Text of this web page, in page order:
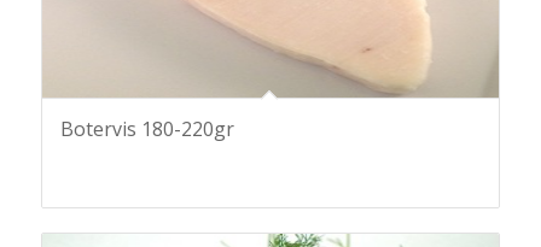
Botervis 180-220gr